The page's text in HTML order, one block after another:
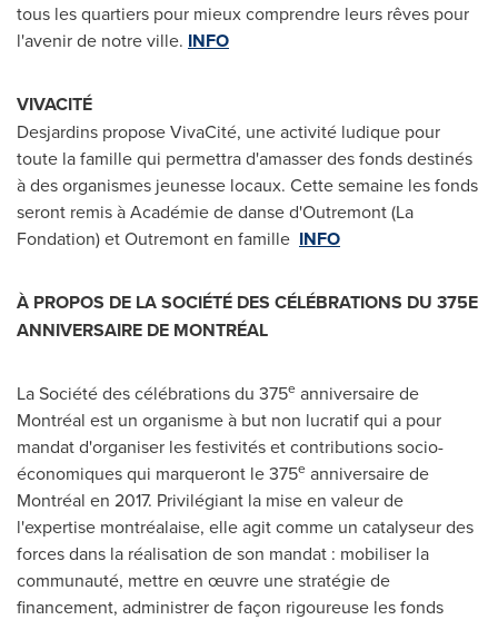
tous les quartiers pour mieux comprendre leurs rêves pour
l'avenir de notre ville. INFO
VIVACITÉ
Desjardins propose VivaCité, une activité ludique pour
toute la famille qui permettra d'amasser des fonds destinés
à des organismes jeunesse locaux. Cette semaine les fonds
seront remis à Académie de danse d'Outremont(La
Fondation) etOutremonten famille INFO
À PROPOS DE LA SOCIÉTÉ DES CÉLÉBRATIONS DU 375E
ANNIVERSAIRE DE MONTRÉAL
La Société des célébrations du 375e anniversaire de
Montréal est un organisme à but non lucratif qui a pour
mandat d'organiser les festivités et contributions socio-
économiques qui marqueront le 375e anniversaire de
Montréal en 2017. Privilégiant la mise en valeur de
l'expertise montréalaise, elle agit comme un catalyseur des
forces dans la réalisation de son mandat : mobiliser la
communauté, mettre en œuvre une stratégie de
financement, administrer de façon rigoureuse les fonds